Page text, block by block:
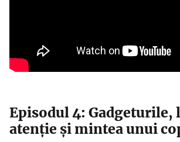
Episodul 4: Gadgeturile,
atenție și mintea unui